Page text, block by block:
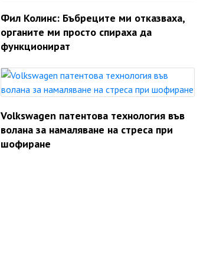
Фил Колинс: Бъбреците ми отказваха,
органите ми просто спираха да
функционират
Volkswagen патентова технология във
волана за намаляване на стреса при
шофиране